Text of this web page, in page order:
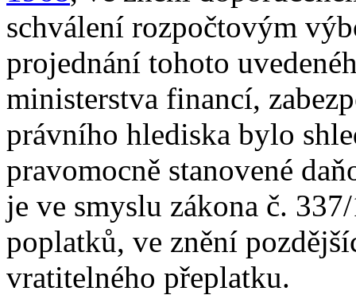
schválení rozpočtovým
projednání tohoto
ministerstva financí,
právního hlediska bylo
pravomocně stanovené
je ve smyslu zákona č.
poplatků, ve znění
vratitelného přeplatku.